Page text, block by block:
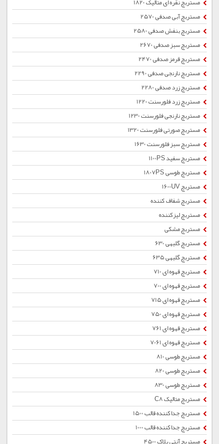
مستربچ آبی صدفی 2570
مستربچ بنفش صدفی 2580
مستربچ سبز صدفی 2670
مستربچ قرمز صدفی 2470
مستربچ نارنجی صدفی 2290
مستربچ زرد صدفی 2280
مستربچ زرد فلورسنت 1220
مستربچ نارنجی فلورسنت 1230
مستربچ صورتی فلورسنت 1320
مستربچ سبز فلورسنت 1630
مستربچ سفید 1100PS
مستربچ طوسی 1807PS
مستربچ 1600UV
مستربچ شفاف کننده
مستربچ لیزکننده
مستربچ مشکی
مستربچ گلبهی 630
مستربچ گلبهی 635
مستربچ قهوه ای 710
مستربچ قهوه ای 700
مستربچ قهوه ای 715
مستربچ قهوه ای 750
مستربچ قهوه ای 761
مستربچ قهوه ای 7061
مستربچ طوسی 810
مستربچ طوسی 820
مستربچ طوسی 830
مستربچ متالیک C8
مستربچ جداکننده قالب 1500
مستربچ جداکننده قالب 1000